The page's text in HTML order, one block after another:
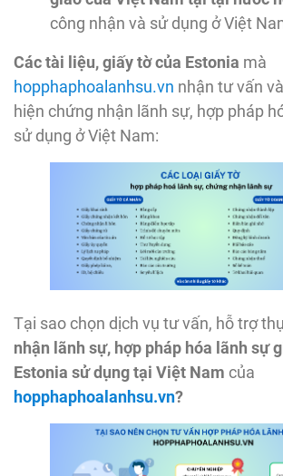
công nhận và sử dụng ở Việt
Các tài liệu, giấy tờ của Estonia mà
hopphaphoalanhsu.vn nhận tư vấn
hiện chứng nhận lãnh sự, hợp pháp
sử dụng ở Việt Nam:
Tại sao chọn dịch vụ tư vấn, hỗ trợ
nhận lãnh sự, hợp pháp hóa lãnh sự
Estonia sử dụng tại Việt Nam của
hopphaphoalanhsu.vn?